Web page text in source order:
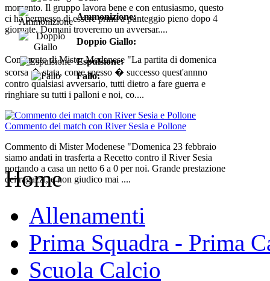
momento. Il gruppo lavora bene e con entusiasmo, questo
ci ha permesso di essere primi a punteggio pieno dopo 4
giornate. Domani troveremo un avversar....
Commento di Mister Modenese "La partita di domenica
scorsa � stata, come spesso � successo quest'annno
contro qualsiasi avversario, tutti dietro a fare guerra e
ringhiare su tutti i palloni e noi, co....
Commento dei match con River Sesia e Pollone
Commento di Mister Modenese "Domenica 23 febbraio
siamo andati in trasferta a Recetto contro il River Sesia
portando a casa un netto 6 a 0 per noi. Grande prestazione
dei ragazzi, e non giudico mai ....
Ammonizione:
Doppio Giallo:
Espulsione:
Fallo:
Home
Allenamenti
Prima Squadra - Prima
Scuola Calcio